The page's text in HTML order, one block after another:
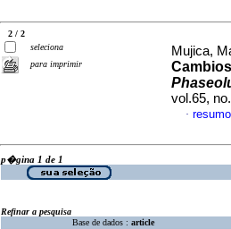
2 / 2
seleciona
para imprimir
Mujica,
vol.65,
·
p�gina 1 de 1
Refinar a pesquisa
Base de dados : article